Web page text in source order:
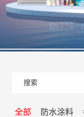
全部 防水涂料